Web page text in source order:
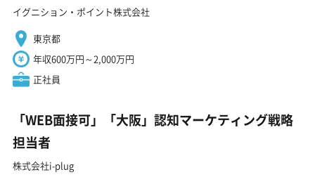
イグニション・ポイント株式会社
東京都
年収600万円～2,000万円
正社員
「WEB面接可」「大阪」認知マーケティング戦略
担当者
株式会社i-plug